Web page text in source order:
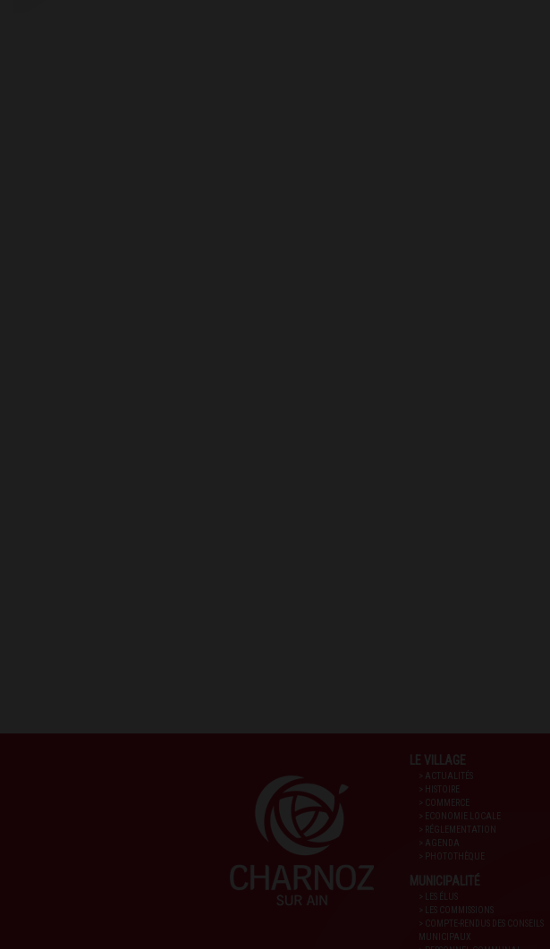
LE VILLAGE
> ACTUALITÉS
> HISTOIRE
> COMMERCE
> ECONOMIE LOCALE
> RÉGLEMENTATION
> AGENDA
MUNICIPALITÉ
> COMPTE-RENDUS DES CONSEILS
MUNICIPAUX